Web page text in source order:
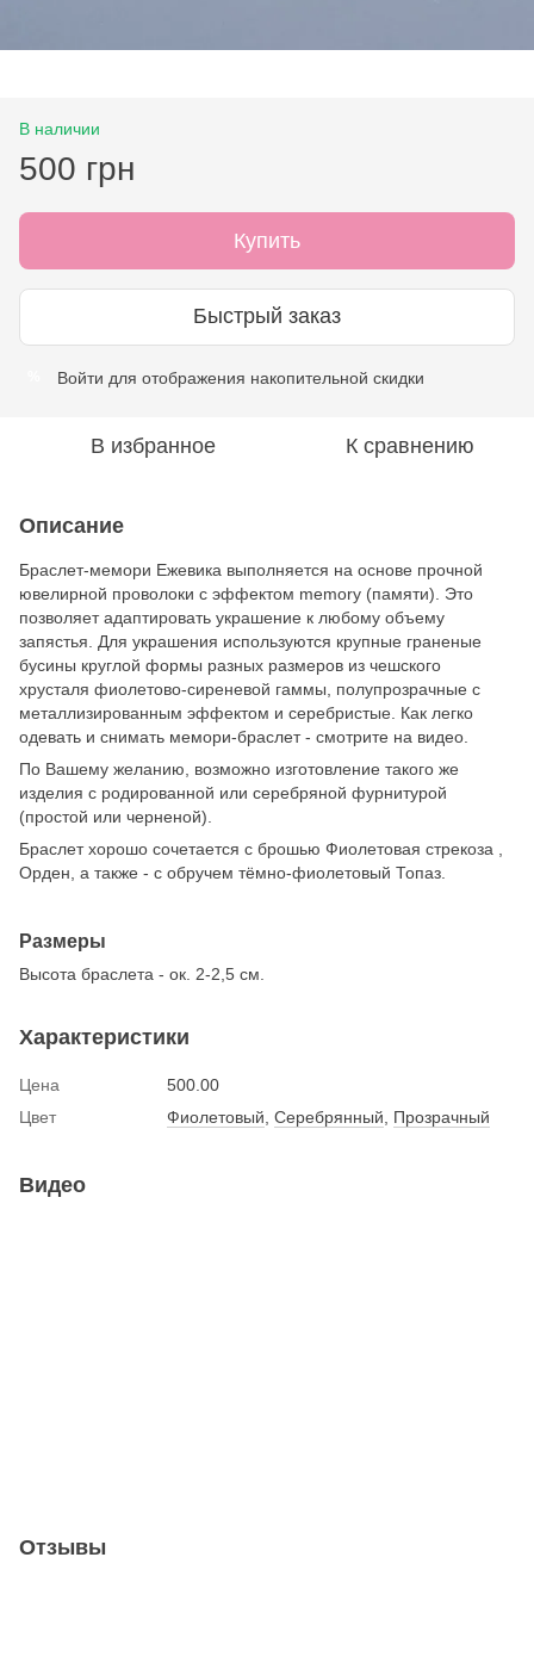
В наличии
500 грн
Купить
Быстрый заказ
Войти для отображения накопительной скидки
В избранное К сравнению
Описание
Браслет-мемори Ежевика выполняется на основе прочной
ювелирной проволоки с эффектом memory (памяти). Это
позволяет адаптировать украшение к любому объему
запястья. Для украшения используются крупные граненые
бусины круглой формы разных размеров из чешского
хрусталя фиолетово-сиреневой гаммы, полупрозрачные с
металлизированным эффектом и серебристые. Как легко
одевать и снимать мемори-браслет - смотрите на видео.
По Вашему желанию, возможно изготовление такого же
изделия с родированной или серебряной фурнитурой
(простой или черненой).
Браслет хорошо сочетается с брошью Фиолетовая стрекоза ,
Орден, а также - с обручем тёмно-фиолетовый Топаз.
Размеры
Высота браслета - ок. 2-2,5 см.
Характеристики
Цена
500.00
Цвет
Фиолетовый, Серебрянный, Прозрачный
Видео
Отзывы